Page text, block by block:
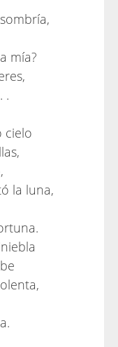
mía?
.
cielo
la luna,